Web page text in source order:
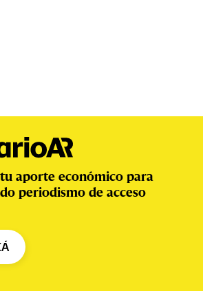
aporte económico para
periodismo de acceso